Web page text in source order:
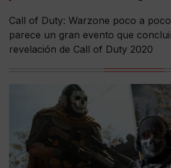
Call of Duty: Warzone poco a
parece un gran evento que
revelación de Call of Duty 2020